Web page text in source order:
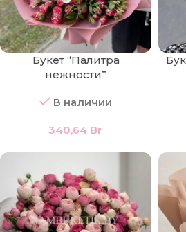
Букет “Палитра
нежности”
В наличии
340,64 Br